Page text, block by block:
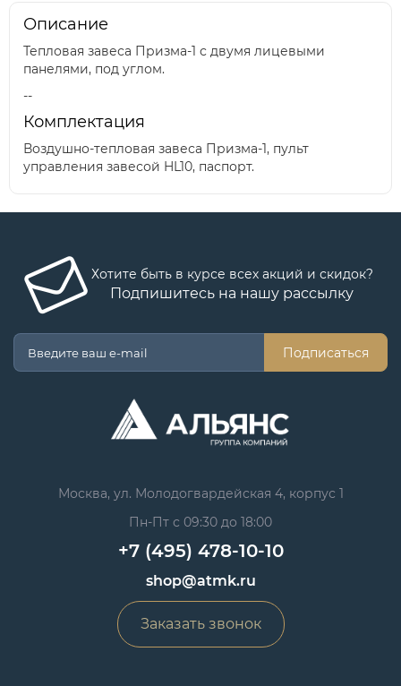
Описание
Тепловая завеса Призма-1 с двумя лицевыми
панелями, под углом.
--
Комплектация
Воздушно-тепловая завеса Призма-1, пульт
управления завесой HL10, паспорт.
Хотите быть в курсе всех акций и скидок?
Подпишитесь на нашу рассылку
Подписаться
Москва, ул. Молодогвардейская 4, корпус 1
Пн-Пт с 09:30 до 18:00
+7 (495) 478-10-10
shop@atmk.ru
Заказать звонок